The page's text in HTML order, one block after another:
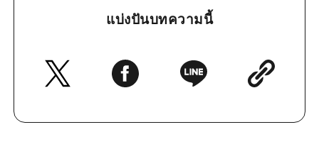
แบ่งปันบทความนี้